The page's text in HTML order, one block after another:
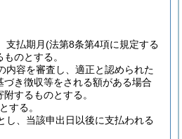
支払期月(法第8条第4項に規定する
のとする。
内容を審査し、適正と認められた
き徴収等をされる額がある場合
するものとする。
する。
し、当該申出日以後に支払われる